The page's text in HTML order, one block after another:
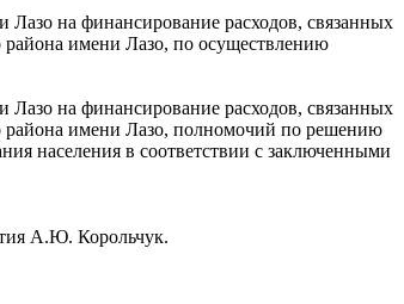
на финансирование расходов, связанных
района имени Лазо, по осуществлению
на финансирование расходов, связанных
района имени Лазо, полномочий по решению
населения в соответствии с заключенными
А.Ю. Корольчук.